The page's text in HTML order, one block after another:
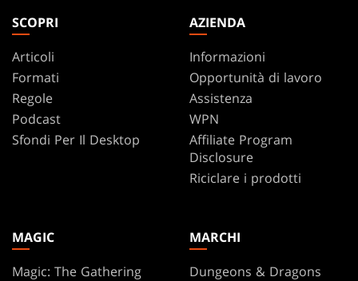
SCOPRI
Articoli
Formati
Regole
Podcast
Sfondi Per Il Desktop
AZIENDA
Informazioni
Opportunità di lavoro
Assistenza
WPN
Affiliate Program
Disclosure
Riciclare i prodotti
MAGIC
Magic: The Gathering
MARCHI
Dungeons & Dragons